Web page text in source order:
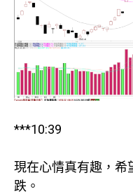
***10:39
現在心情真有趣，希
跌。